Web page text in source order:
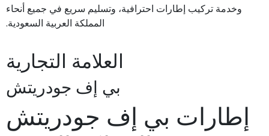
وخدمة تركيب إطارات احترافية، وتسليم سريع في جميع أنحاء
المملكة العربية السعودية.
العلامة التجارية
بي إف جودريتش
إطارات بي إف جودريتش